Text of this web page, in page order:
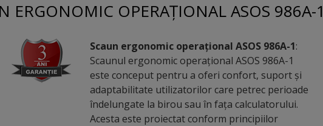
ERGONOMIC OPERAȚIONAL ASOS 986A-1
Scaun ergonomic operațional ASOS 986A-1:
Scaunul ergonomic operațional ASOS 986A-1
este conceput pentru a oferi confort, suport și
adaptabilitate utilizatorilor care petrec perioade
îndelungate la birou sau în fața calculatorului.
Acesta este proiectat conform principiilor